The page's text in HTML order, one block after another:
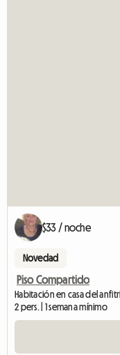
$33 / noche
Novedad
Piso Compartido
Habitación en casa del
2 pers. | 1 semana mínimo